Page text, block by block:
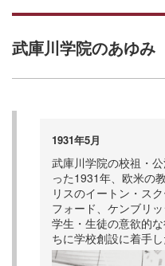
武庫川学院のあゆみ
1931年5月
武庫川学院の校祖・
った1931年、欧米の
リスのイートン・ス
フォード、ケンブリ
学生・生徒の意欲的
ちに学校創設に着手し